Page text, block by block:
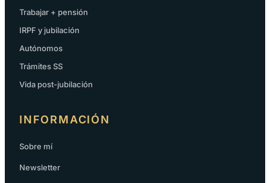
Trabajar + pensión
IRPF y jubilación
Autónomos
Trámites SS
Vida post-jubilación
INFORMACIÓN
Sobre mí
Newsletter